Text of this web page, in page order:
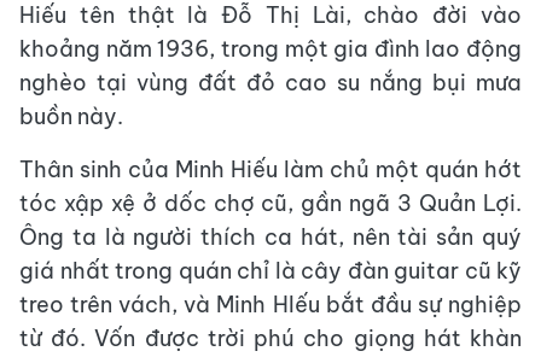
Hiếu tên thật là Đỗ Thị Lài, chào đời vào
khoảng năm 1936, trong một gia đình lao động
nghèo tại vùng đất đỏ cao su nắng bụi mưa
buồn này.
Thân sinh của Minh Hiếu làm chủ một quán hớt
tóc xập xệ ở dốc chợ cũ, gần ngã 3 Quản Lợi.
Ông ta là người thích ca hát, nên tài sản quý
giá nhất trong quán chỉ là cây đàn guitar cũ kỹ
treo trên vách, và Minh HIếu bắt đầu sự nghiệp
từ đó. Vốn được trời phú cho giọng hát khàn